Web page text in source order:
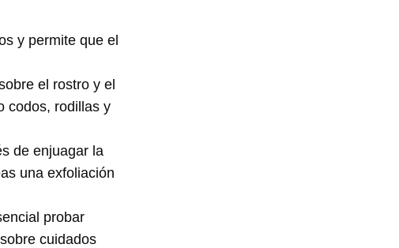
y permite que el
el rostro y el
codos, rodillas y
de enjuagar la
una exfoliación
probar
cuidados